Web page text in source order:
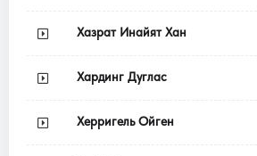
Хазрат Инайят Хан
Хардинг Дуглас
Херригель Ойген